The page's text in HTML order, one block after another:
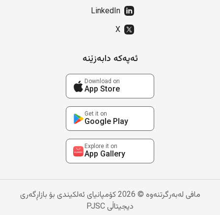
LinkedIn
X
ئەپەکە دابەزێنە
Download on
App Store
Get it on
Google Play
Explore it on
App Gallery
مافی لەبەرگرتنەوە © 2026 کۆمپانیای ئەلکیندی بۆ بازاڕگەری
دیجیتاڵی PJSC